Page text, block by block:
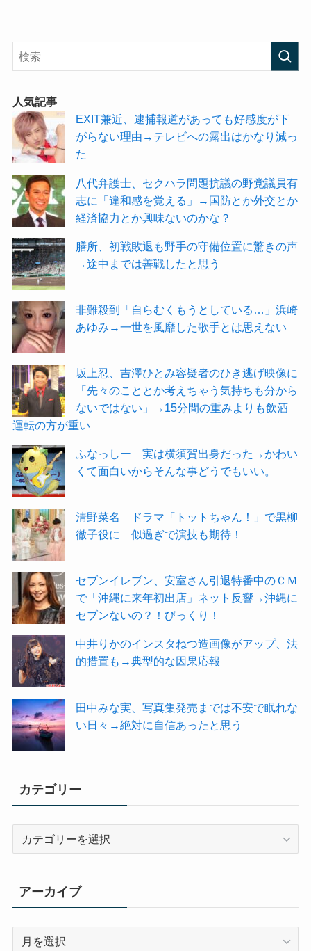
人気記事
EXIT兼近、逮捕報道があっても好感度が下
がらない理由→テレビへの露出はかなり減っ
た
八代弁護士、セクハラ問題抗議の野党議員有
志に「違和感を覚える」→国防とか外交とか
経済協力とか興味ないのかな？
膳所、初戦敗退も野手の守備位置に驚きの声
→途中までは善戦したと思う
非難殺到「自らむくもうとしている…」浜崎
あゆみ→一世を風靡した歌手とは思えない
坂上忍、吉澤ひとみ容疑者のひき逃げ映像に
「先々のこととか考えちゃう気持ちも分から
ないではない」→15分間の重みよりも飲酒
運転の方が重い
ふなっしー 実は横須賀出身だった→かわい
くて面白いからそんな事どうでもいい。
清野菜名 ドラマ「トットちゃん！」で黒柳
徹子役に 似過ぎで演技も期待！
セブンイレブン、安室さん引退特番中のＣＭ
で「沖縄に来年初出店」ネット反響→沖縄に
セブンないの？！びっくり！
中井りかのインスタねつ造画像がアップ、法
的措置も→典型的な因果応報
田中みな実、写真集発売までは不安で眠れな
い日々→絶対に自信あったと思う
カテゴリー
リ
ー
アーカイブ